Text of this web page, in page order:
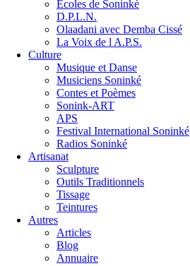
Ecoles de Soninké
D.P.L.N.
Olaadani avec Demba Cissé
La Voix de l A.P.S.
Culture
Musique et Danse
Musiciens Soninké
Contes et Poèmes
Sonink-ART
APS
Festival International Soninké
Radios Soninké
Artisanat
Sculpture
Outils Traditionnels
Tissage
Teintures
Autres
Articles
Blog
Annuaire